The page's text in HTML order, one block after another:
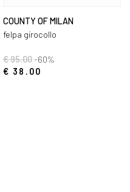
COUNTY OF MILAN
felpa girocollo
€ 95.00-60%
€ 38.00